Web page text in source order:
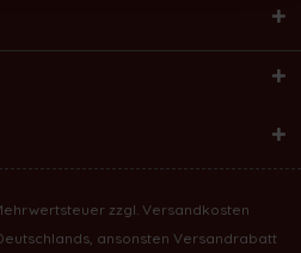
zzgl. Versandkosten
ansonsten Versandrabatt